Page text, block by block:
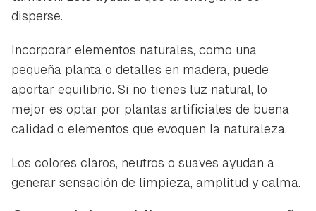
disperse.
Incorporar elementos naturales, como una
pequeña planta o detalles en madera, puede
aportar equilibrio. Si no tienes luz natural, lo
mejor es optar por plantas artificiales de buena
calidad o elementos que evoquen la naturaleza.
Los colores claros, neutros o suaves ayudan a
generar sensación de limpieza, amplitud y calma.